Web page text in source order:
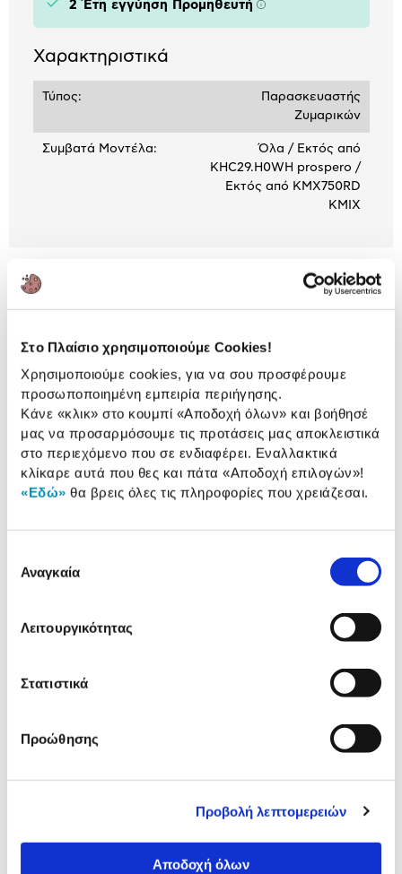
Στο Πλαίσιο χρησιμοποιούμε Cookies!
Χρησιμοποιούμε cookies, για να σου προσφέρουμε
προσωποποιημένη εμπειρία περιήγησης.
Κάνε «κλικ» στο κουμπί «Αποδοχή όλων» και βοήθησέ
μας να προσαρμόσουμε τις προτάσεις μας αποκλειστικά
στο περιεχόμενο που σε ενδιαφέρει. Εναλλακτικά
κλίκαρε αυτά που θες και πάτα «Αποδοχή επιλογών»!
«Εδώ» θα βρεις όλες τις πληροφορίες που χρειάζεσαι.
συγκατάθεσης
Αναγκαία
Λειτουργικότητας
Στατιστικά
Προώθησης
Προβολή λεπτομερειών
Αποδοχή όλων
2 Έτη εγγύηση Προμηθευτή Πληροφορίες
Χαρακτηριστικά
Τύπος:
Παρασκευαστής
Ζυμαρικών
Συμβατά Μοντέλα:
Όλα / Εκτός από
KHC29.H0WH prospero /
Εκτός από KMX750RD
KMIX
Αναλυτική
παρουσίαση
Αναλυτική παρουσίαση
Προδιαγραφές
προϊόντος
Χαρακτηριστικά
Αξιολογήσεις
Αξιολογήσεις
Συγκεντρώσαμε τα πιο δημοφιλή
προϊόντα της κατηγορίας & στα
Παγωτομηχανή
Kenwood Παρασκευαστής
Ζυμαρικών KAX980ME